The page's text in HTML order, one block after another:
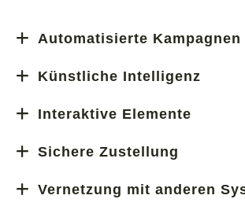
Automatisierte Kampagnen
bestimmten Zeitpunkten verschickt,
einer Anmeldung, einem Kauf oder
wenn sie am relevantesten ist.
Künstliche Intelligenz
angepasst werden. Das erhöht die
dass eine E-Mail geöffnet und gelesen
Interaktive Elemente
kurze Umfragen oder eingebettete
werden sie lebendiger und bieten ein
Nutzererlebnis.
Sichere Zustellung
setzen immer mehr Anbieter auf
Vernetzung mit anderen